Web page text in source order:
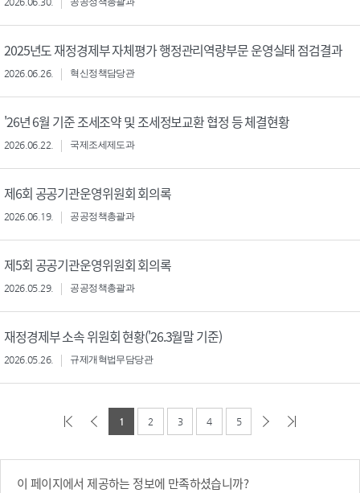
2025년도 재정경제부 자체평가 행정관리역량부문 운영실태 점검결과
2026.06.26. 혁신정책담당관
'26년 6월 기준 조세조약 및 조세정보교환 협정 등 체결현황
2026.06.22. 국제조세제도과
제6회 공공기관운영위원회 회의록
2026.06.19. 공공정책총괄과
제5회 공공기관운영위원회 회의록
2026.05.29. 공공정책총괄과
재정경제부 소속 위원회 현황('26.3월말 기준)
2026.05.26. 규제개혁법무담당관
1 2 3 4 5
이 페이지에서 제공하는 정보에 만족하셨습니까?